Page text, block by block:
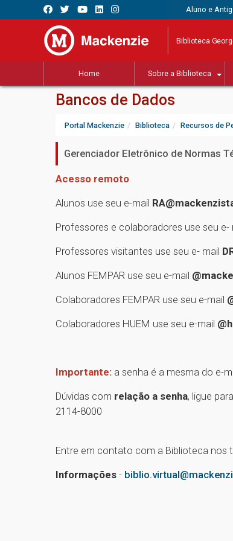
Aluno e
Biblioteca
Home Sobre a Biblioteca
Bancos de Dados
Portal Mackenzie Biblioteca Recursos de
Gerenciador Eletrônico de Normas
Acesso remoto
Alunos use seu e-mail
Professores e colaboradores use seu e-
Professores visitantes use seu e- mail
Alunos FEMPAR use seu e-mail
Colaboradores FEMPAR use seu e-mail
Colaboradores HUEM use seu e-mail
Importante: a senha é a mesma do e-
Dúvidas com relação a senha, ligue
2114-8000
Entre em contato com a Biblioteca nos
Informações -